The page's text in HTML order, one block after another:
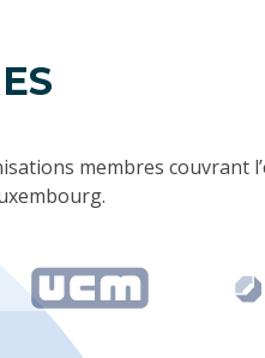
membres couvrant